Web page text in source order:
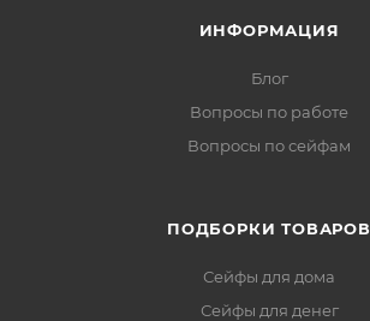
ИНФОРМАЦИЯ
Блог
Вопросы по работе
Вопросы по сейфам
ПОДБОРКИ ТОВАРОВ
Сейфы для дома
Сейфы для денег